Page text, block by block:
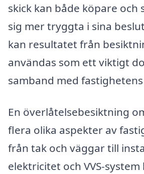
skick kan både köpare och
sig mer tryggta i sina
kan resultatet från
användas som ett viktigt
samband med
En överlåtelsebesiktning
flera olika aspekter av
från tak och väggar till
elektricitet och VVS-